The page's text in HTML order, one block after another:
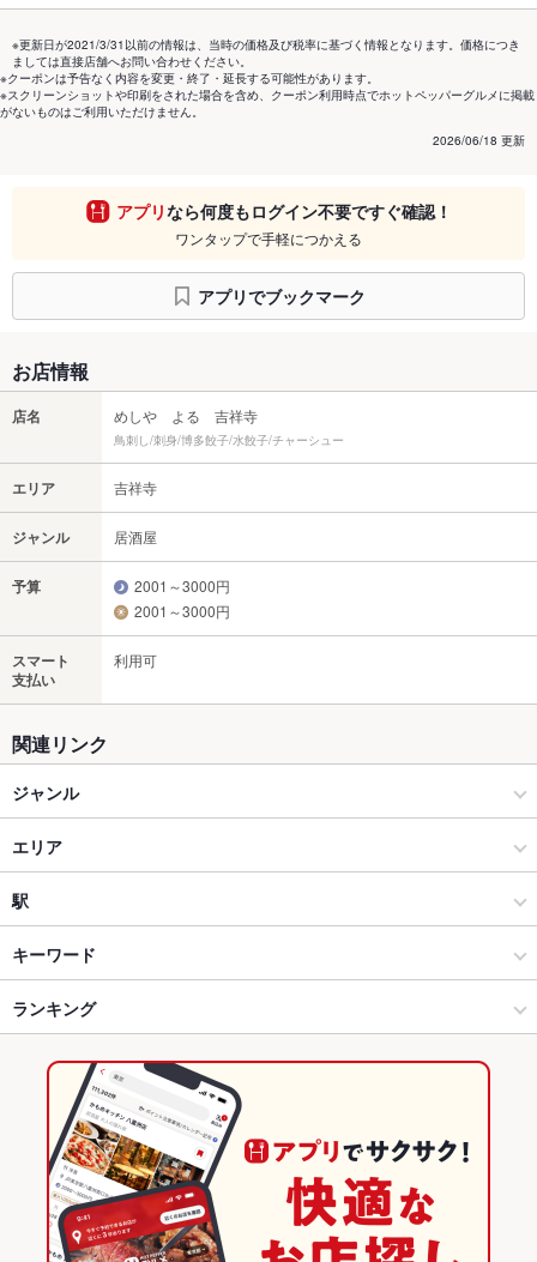
※更新日が2021/3/31以前の情報は、当時の価格及び税率に基づく情報となります。価格につき
ましては直接店舗へお問い合わせください。
※クーポンは予告なく内容を変更・終了・延長する可能性があります。
※スクリーンショットや印刷をされた場合を含め、クーポン利用時点でホットペッパーグルメに掲載
がないものはご利用いただけません。
2026/06/18 更新
アプリなら何度もログイン不要ですぐ確認！
ワンタップで手軽につかえる
アプリでブックマーク
お店情報
店名 めしや よる 吉祥寺
鳥刺し/刺身/博多餃子/水餃子/チャーシュー
エリア 吉祥寺
ジャンル 居酒屋
予算
2001～3000円
2001～3000円
スマート
支払い
利用可
関連リンク
ジャンル
居酒屋
和風
吉祥寺・荻窪・三鷹 × 居酒屋
吉祥寺・荻窪・三鷹 × 和風
吉祥寺駅 × 居酒屋
吉祥寺駅 × 和風
創作料理
洋・和洋・各国料理・その他
エリア
吉祥寺
吉祥寺 × 居酒屋
吉祥寺 × 和風
吉祥寺 × 創作料理
吉祥寺 × 洋・和洋・各国料理・その他
東京 × 居酒屋
駅
吉祥寺駅
西荻窪駅
三鷹駅
キーワード
からあげ つくね
アヒージョ チーズタッカルビ
ランキング
東京のグルメランキング
東京の居酒屋ランキング
吉祥寺・荻窪・三鷹のグルメランキング
吉祥寺・荻窪・三鷹の居酒屋ランキング